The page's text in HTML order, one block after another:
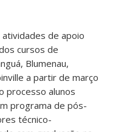
de apoio
cursos de
Blumenau,
a partir de março
processo alunos
programa de pós-
técnico-